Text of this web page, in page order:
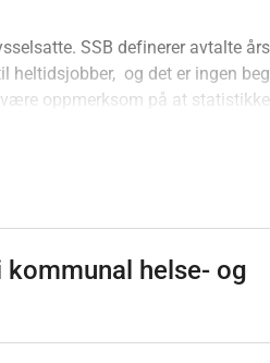
SSB definerer avtalte
heltidsjobber, og det er ingen
oppmerksom på at
i denne beregningen av
arbeid av minst
(ILO) (fn.no)[116].
som selvstendig
fastsettes ett som det
hvis en person har et
helse- og